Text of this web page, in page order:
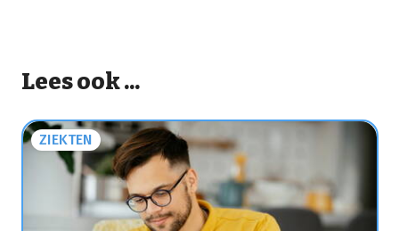
Lees ook ...
ZIEKTEN